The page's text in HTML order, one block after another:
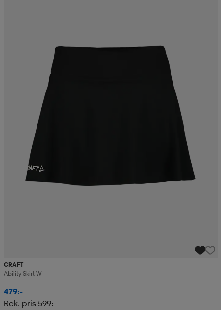
CRAFT
Ability Skirt W
479:-
Rek. pris 599:-